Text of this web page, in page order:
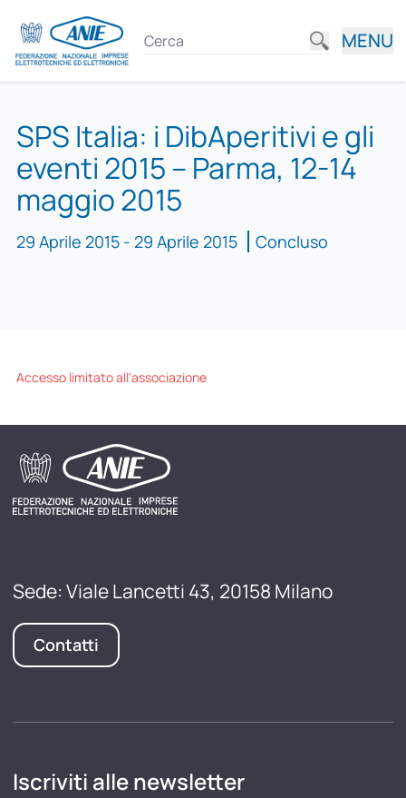
MENU
SPS Italia: i DibAperitivi e gli
eventi 2015 – Parma, 12-14
maggio 2015
29 Aprile 2015 - 29 Aprile 2015 Concluso
Accesso limitato all'associazione
Sede: Viale Lancetti 43, 20158 Milano
Contatti
Iscriviti alle newsletter